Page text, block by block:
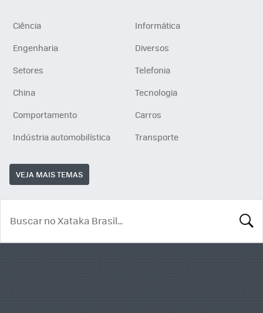
Ciência
Informática
Engenharia
Diversos
Setores
Telefonia
China
Tecnologia
Comportamento
Carros
Indústria automobilística
Transporte
VEJA MAIS TEMAS